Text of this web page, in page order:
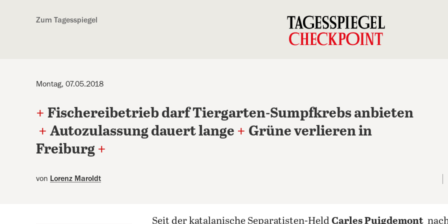
Zum Tagesspiegel
Montag, 07.05.2018
+ Fischereibetrieb darf Tiergarten-Sumpfkrebs anbieten
+ Autozulassung dauert lange + Grüne verlieren in
Freiburg +
von Lorenz Maroldt
Seit der katalanische Separatisten-HeldCarles Puigdemont